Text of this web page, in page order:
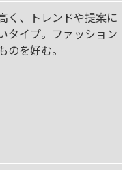
く、トレンドや提案に
タイプ。ファッション
のを好む。